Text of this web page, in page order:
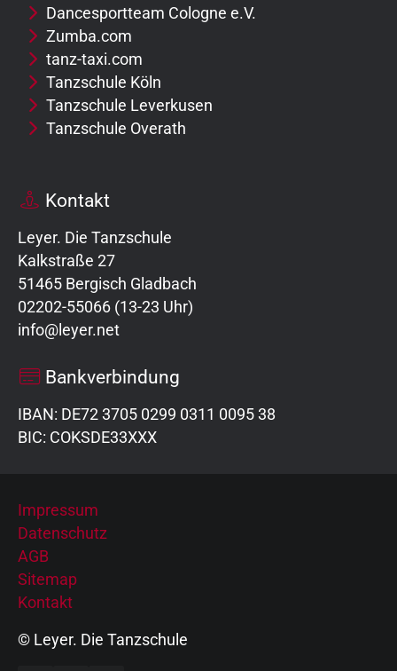
Dancesportteam Cologne e.V.
Zumba.com
tanz-taxi.com
Tanzschule Köln
Tanzschule Leverkusen
Tanzschule Overath
Kontakt
Leyer. Die Tanzschule
Kalkstraße 27
51465 Bergisch Gladbach
02202-55066 (13-23 Uhr)
info@leyer.net
Bankverbindung
IBAN: DE72 3705 0299 0311 0095 38
BIC: COKSDE33XXX
Impressum
Datenschutz
AGB
Sitemap
Kontakt
© Leyer. Die Tanzschule